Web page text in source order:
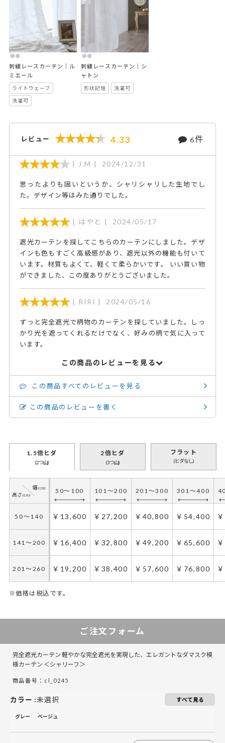
刺繍レースカーテン｜ル
ミエール
ライトウェーブ
洗濯可
刺繍レースカーテン｜シ
ャトン
形状記憶 洗濯可
レビュー 4.33 6件
J.M 2024/12/31
思ったよりも固いというか、シャリシャリした生地でし
た。デザイン等はみた通りでした。
はやと 2024/05/17
遮光カーテンを探してこちらのカーテンにしました。デザ
インも色もすごく高級感があり、遮光以外の機能も付いて
います。材質もよくて、軽くて柔らかいです。 いい買い物
ができました、この度ありがとうございました。
RIRI 2024/05/16
ずっと完全遮光で柄物のカーテンを探していました。しっ
かり光を遮ってくれるだけでなく、好みの柄で気に入って
います。
この商品のレビューを見る
この商品すべてのレビューを見る
この商品のレビューを書く
1.5倍ヒダ
(2つ山)
50～100 101～200 201～300 301～400
50～140 ￥13,600 ￥27,200 ￥40,800 ￥54,400
141～200 ￥16,400 ￥32,800 ￥49,200 ￥65,600
201～260 ￥19,200 ￥38,400 ￥57,600 ￥76,800
※価格は税込です。
2倍ヒダ
(3つ山)
141～200 ￥24,600
フラット
(ヒダなし)
141～200 ￥16,400
ご注文フォーム
完全遮光カーテン 軽やかな完全遮光を実現した、エレガントなダマスク模
様カーテン ＜シャリーフ＞
商品番号：cl_0245
カラー :未選択 すべて見る
グレー ベージュ